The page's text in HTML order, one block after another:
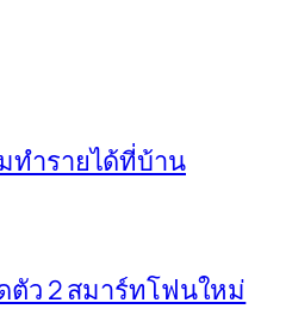
ทำรายได้ที่บ้าน
ดตัว 2 สมาร์ทโฟนใหม่